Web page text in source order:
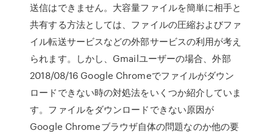
送信はできません。大容量ファイルを簡単に相手と
共有する方法としては、ファイルの圧縮およびファ
イル転送サービスなどの外部サービスの利用が考え
られます。しかし、Gmailユーザーの場合、外部
2018/08/16 Google Chromeでファイルがダウン
ロードできない時の対処法をいくつか紹介していま
す。ファイルをダウンロードできない原因が
Google Chromeブラウザ自体の問題なのか他の要